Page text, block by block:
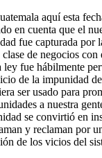
aquí esta
en cuenta que el
fue capturada por
de negocios
fue hábilmente
de la impunidad
ser usado para
a nuestra
se convirtió en
y reclaman por
de los vicios del